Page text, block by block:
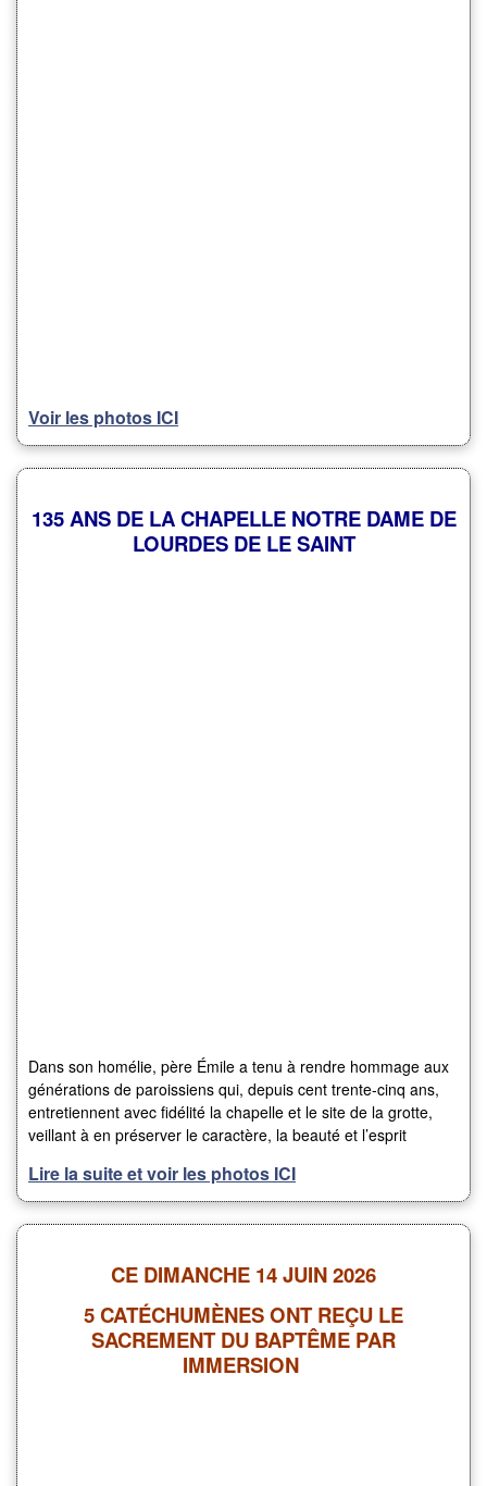
Voir les photos ICI
135 ANS DE LA CHAPELLE NOTRE DAME DE
LOURDES DE LE SAINT
Dans son homélie, père Émile a tenu à rendre hommage aux
générations de paroissiens qui, depuis cent trente-cinq ans,
entretiennent avec fidélité la chapelle et le site de la grotte,
veillant à en préserver le caractère, la beauté et l’esprit
Lire la suite et voir les photos ICI
CE DIMANCHE 14 JUIN 2026
5CATÉCHUMÈNESONT REÇU LE
SACREMENT DU BAPTÊME PAR
IMMERSION